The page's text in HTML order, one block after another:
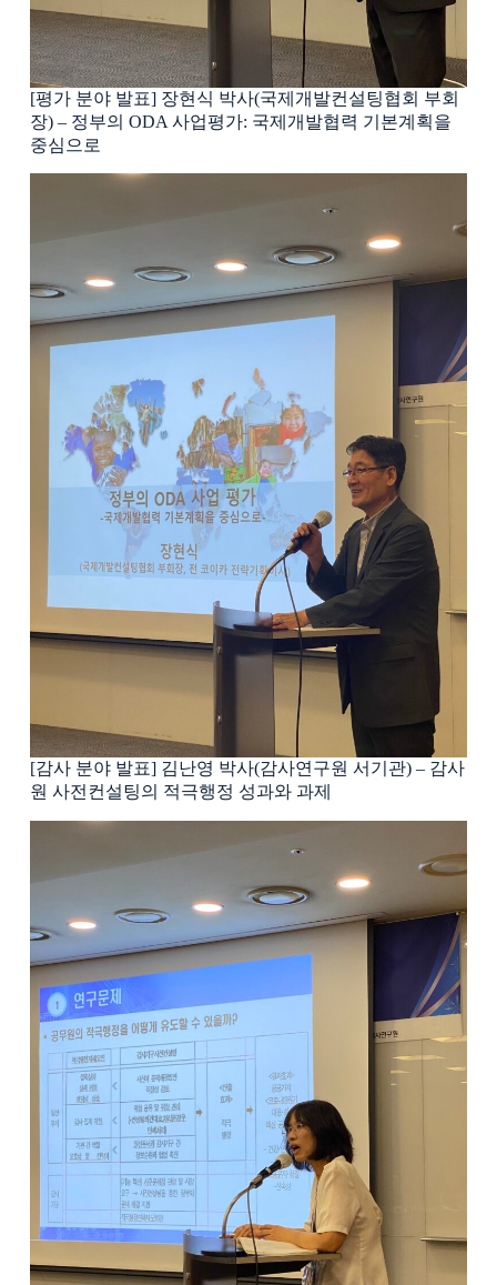
[평가 분야 발표] 장현식 박사(국제개발컨설팅협회 부회
장) – 정부의 ODA 사업평가: 국제개발협력 기본계획을
중심으로
[감사 분야 발표] 김난영 박사(감사연구원 서기관) – 감사
원 사전컨설팅의 적극행정 성과와 과제